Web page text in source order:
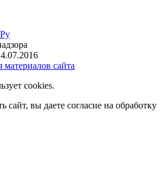
сайта
cookies.
сайт, вы даете согласие на обработку